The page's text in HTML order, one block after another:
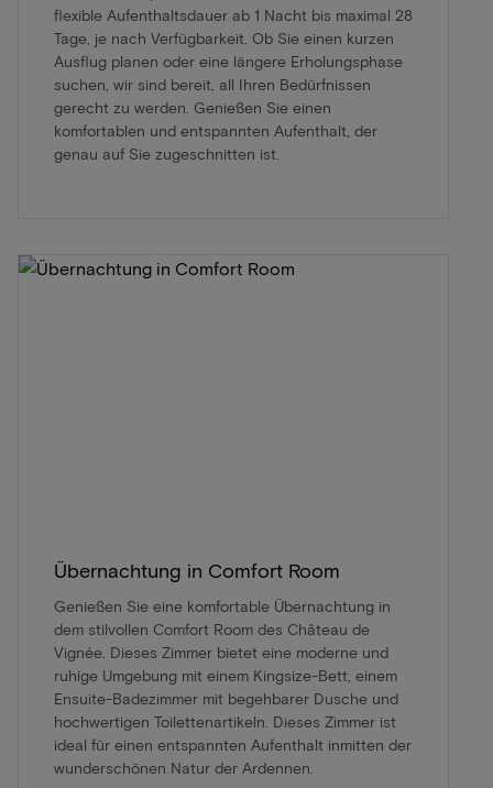
flexible Aufenthaltsdauer ab 1 Nacht bis maximal 28
Tage, je nach Verfügbarkeit. Ob Sie einen kurzen
Ausflug planen oder eine längere Erholungsphase
suchen, wir sind bereit, all Ihren Bedürfnissen
gerecht zu werden. Genießen Sie einen
komfortablen und entspannten Aufenthalt, der
genau auf Sie zugeschnitten ist.
Übernachtung in Comfort Room
Genießen Sie eine komfortable Übernachtung in
dem stilvollen Comfort Room des Château de
Vignée. Dieses Zimmer bietet eine moderne und
ruhige Umgebung mit einem Kingsize-Bett, einem
Ensuite-Badezimmer mit begehbarer Dusche und
hochwertigen Toilettenartikeln. Dieses Zimmer ist
ideal für einen entspannten Aufenthalt inmitten der
wunderschönen Natur der Ardennen.